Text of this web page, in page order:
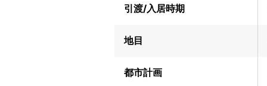
引渡/入居時期
地目
都市計画